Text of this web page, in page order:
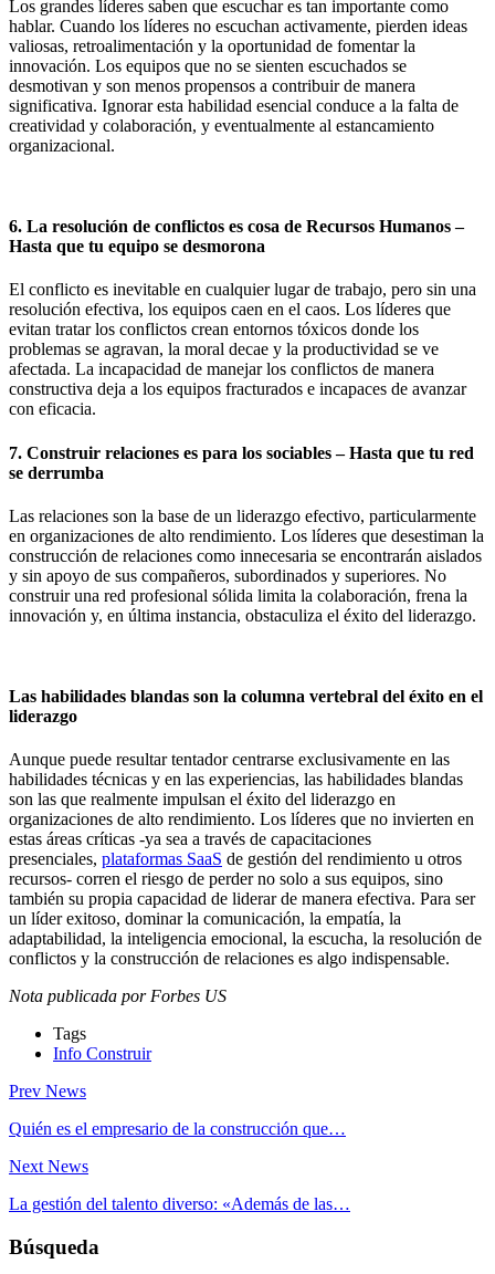
Los grandes líderes saben que escuchar es tan importante como
hablar. Cuando los líderes no escuchan activamente, pierden ideas
valiosas, retroalimentación y la oportunidad de fomentar la
innovación. Los equipos que no se sienten escuchados se
desmotivan y son menos propensos a contribuir de manera
significativa. Ignorar esta habilidad esencial conduce a la falta de
creatividad y colaboración, y eventualmente al estancamiento
organizacional.
6. La resolución de conflictos es cosa de Recursos Humanos –
Hasta que tu equipo se desmorona
El conflicto es inevitable en cualquier lugar de trabajo, pero sin una
resolución efectiva, los equipos caen en el caos. Los líderes que
evitan tratar los conflictos crean entornos tóxicos donde los
problemas se agravan, la moral decae y la productividad se ve
afectada. La incapacidad de manejar los conflictos de manera
constructiva deja a los equipos fracturados e incapaces de avanzar
con eficacia.
7. Construir relaciones es para los sociables – Hasta que tu red
se derrumba
Las relaciones son la base de un liderazgo efectivo, particularmente
en organizaciones de alto rendimiento. Los líderes que desestiman la
construcción de relaciones como innecesaria se encontrarán aislados
y sin apoyo de sus compañeros, subordinados y superiores. No
construir una red profesional sólida limita la colaboración, frena la
innovación y, en última instancia, obstaculiza el éxito del liderazgo.
Las habilidades blandas son la columna vertebral del éxito en el
liderazgo
Aunque puede resultar tentador centrarse exclusivamente en las
habilidades técnicas y en las experiencias, las habilidades blandas
son las que realmente impulsan el éxito del liderazgo en
organizaciones de alto rendimiento. Los líderes que no invierten en
estas áreas críticas -ya sea a través de capacitaciones
presenciales, plataformas SaaS de gestión del rendimiento u otros
recursos- corren el riesgo de perder no solo a sus equipos, sino
también su propia capacidad de liderar de manera efectiva. Para ser
un líder exitoso, dominar la comunicación, la empatía, la
adaptabilidad, la inteligencia emocional, la escucha, la resolución de
conflictos y la construcción de relaciones es algo indispensable.
Nota publicada por Forbes US
Tags
Info Construir
Prev News
Quién es el empresario de la construcción que…
Next News
La gestión del talento diverso: «Además de las…
Búsqueda